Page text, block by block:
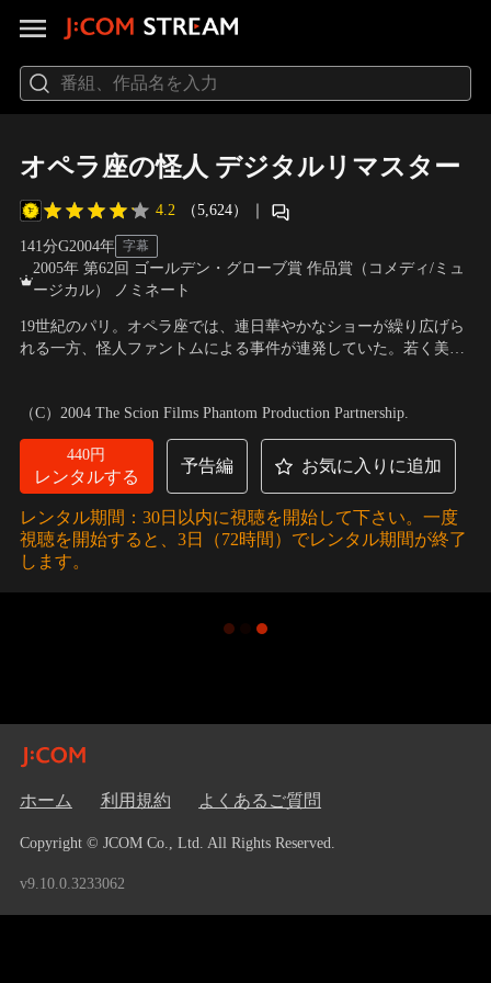
オペラ座の怪人 デジタルリマスター
4.2 （5,624） ｜
141分G2004年 字幕
2005年 第62回 ゴールデン・グローブ賞 作品賞（コメディ/ミュ
ージカル） ノミネート
19世紀のパリ。オペラ座では、連日華やかなショーが繰り広げら
れる一方、怪人ファントムによる事件が連発していた。若く美し
なじみ、ラウルは、彼女の輝きに惹かれ愛を告白するが、「音楽
の天使」ファントムはクリスティーヌを地下洞窟へ…。
（C）2004 The Scion Films Phantom Production Partnership.
440円
レンタルする
予告編 お気に入りに追加
レンタル期間：30日以内に視聴を開始して下さい。一度
視聴を開始すると、3日（72時間）でレンタル期間が終了
します。
ホーム 利用規約 よくあるご質問
Copyright © JCOM Co., Ltd. All Rights Reserved.
v9.10.0.3233062